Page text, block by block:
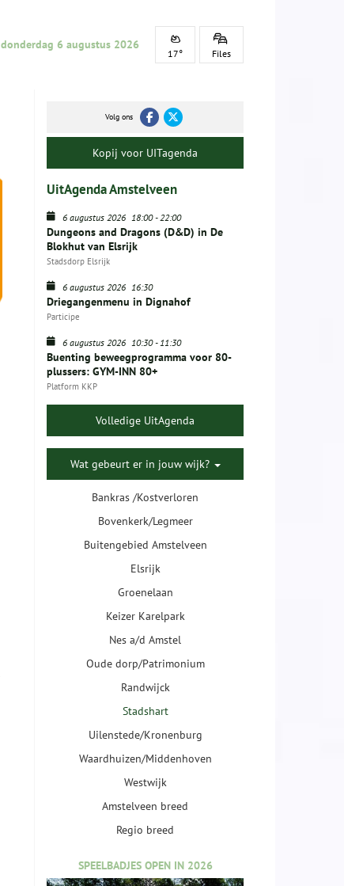
donderdag 6 augustus 2026
17° Files
Volg ons
Kopij voor UITagenda
UitAgenda Amstelveen
6 augustus 2026 18:00-22:00
Dungeons and Dragons (D&D) in De
Blokhut van Elsrijk
Stadsdorp Elsrijk
6 augustus 2026 16:30
Driegangenmenu in Dignahof
Participe
6 augustus 2026 10:30-11:30
Buenting beweegprogramma voor 80-
plussers: GYM-INN 80+
Platform KKP
Volledige UitAgenda
Wat gebeurt er in jouw wijk?
Bankras /Kostverloren
Bovenkerk/Legmeer
Buitengebied Amstelveen
Elsrijk
Groenelaan
Keizer Karelpark
Nes a/d Amstel
Oude dorp/Patrimonium
Randwijck
Stadshart
Uilenstede/Kronenburg
Waardhuizen/Middenhoven
Westwijk
Amstelveen breed
Regio breed
SPEELBADJES OPEN IN 2026